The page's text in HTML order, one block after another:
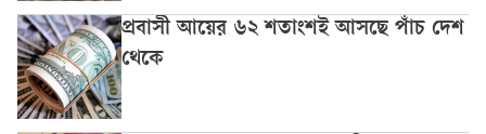
প্রবাসী আয়ের ৬২ শতাংশই আসছে পাঁচ দেশ
থেকে